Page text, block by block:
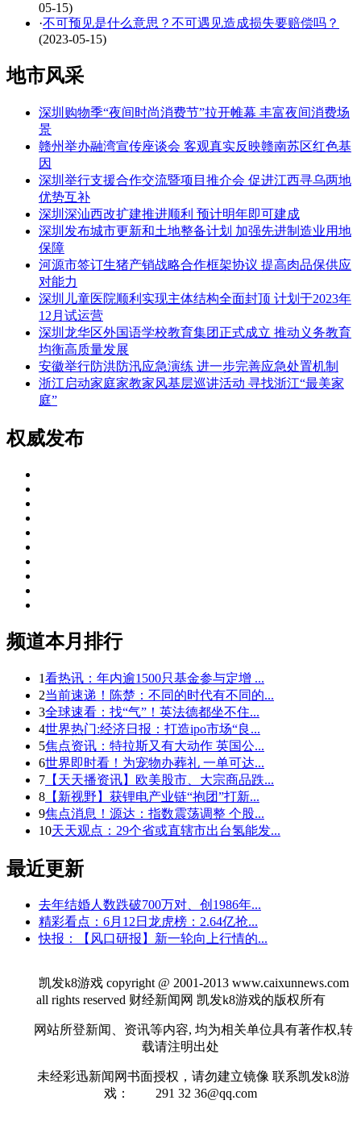
05-15)
·不可预见是什么意思？不可遇见造成损失要赔偿吗？
(2023-05-15)
地市风采
深圳购物季“夜间时尚消费节”拉开帷幕 丰富夜间消费场
景
赣州举办融湾宣传座谈会 客观真实反映赣南苏区红色基
因
深圳举行支援合作交流暨项目推介会 促进江西寻乌两地
优势互补
深圳深汕西改扩建推进顺利 预计明年即可建成
深圳发布城市更新和土地整备计划 加强先进制造业用地
保障
河源市签订生猪产销战略合作框架协议 提高肉品保供应
对能力
深圳儿童医院顺利实现主体结构全面封顶 计划于2023年
12月试运营
深圳龙华区外国语学校教育集团正式成立 推动义务教育
均衡高质量发展
安徽举行防洪防汛应急演练 进一步完善应急处置机制
浙江启动家庭家教家风基层巡讲活动 寻找浙江“最美家
庭”
权威发布
频道本月排行
1看热讯：年内逾1500只基金参与定增 ...
2当前速递！陈楚：不同的时代有不同的...
3全球速看：找“气”！英法德都坐不住...
4世界热门:经济日报：打造ipo市场“良...
5焦点资讯：特拉斯又有大动作 英国公...
6世界即时看！为宠物办葬礼 一单可达...
7 【天天播资讯】欧美股市、大宗商品跌...
8 【新视野】获锂电产业链“抱团”打新...
9焦点消息！源达：指数震荡调整 个股...
10天天观点：29个省或直辖市出台氢能发...
最近更新
去年结婚人数跌破700万对、创1986年...
精彩看点：6月12日龙虎榜：2.64亿抢...
快报：【风口研报】新一轮向上行情的...
凯发k8游戏 copyright @ 2001-2013 www.caixunnews.com
all rights reserved 财经新闻网 凯发k8游戏的版权所有
网站所登新闻、资讯等内容, 均为相关单位具有著作权,转
载请注明出处
未经彩迅新闻网书面授权，请勿建立镜像 联系凯发k8游
戏： 291 32 36@qq.com